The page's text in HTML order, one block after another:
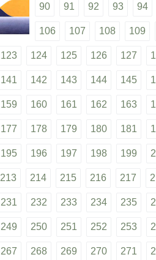
90 91 92 93 94
106 107 108 109
123 124 125 126 127
141 142 143 144 145
159 160 161 162 163
177 178 179 180 181
195 196 197 198 199
213 214 215 216 217
231 232 233 234 235
249 250 251 252 253
267 268 269 270 271